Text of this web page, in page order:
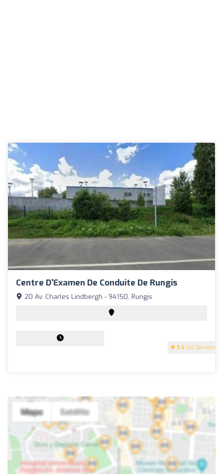
Centre D'Examen De Conduite De Rungis
3.4 (43 Opinions)
20 Av. Charles Lindbergh - 94150, Rungis